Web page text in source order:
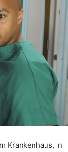
Krankenhaus, in